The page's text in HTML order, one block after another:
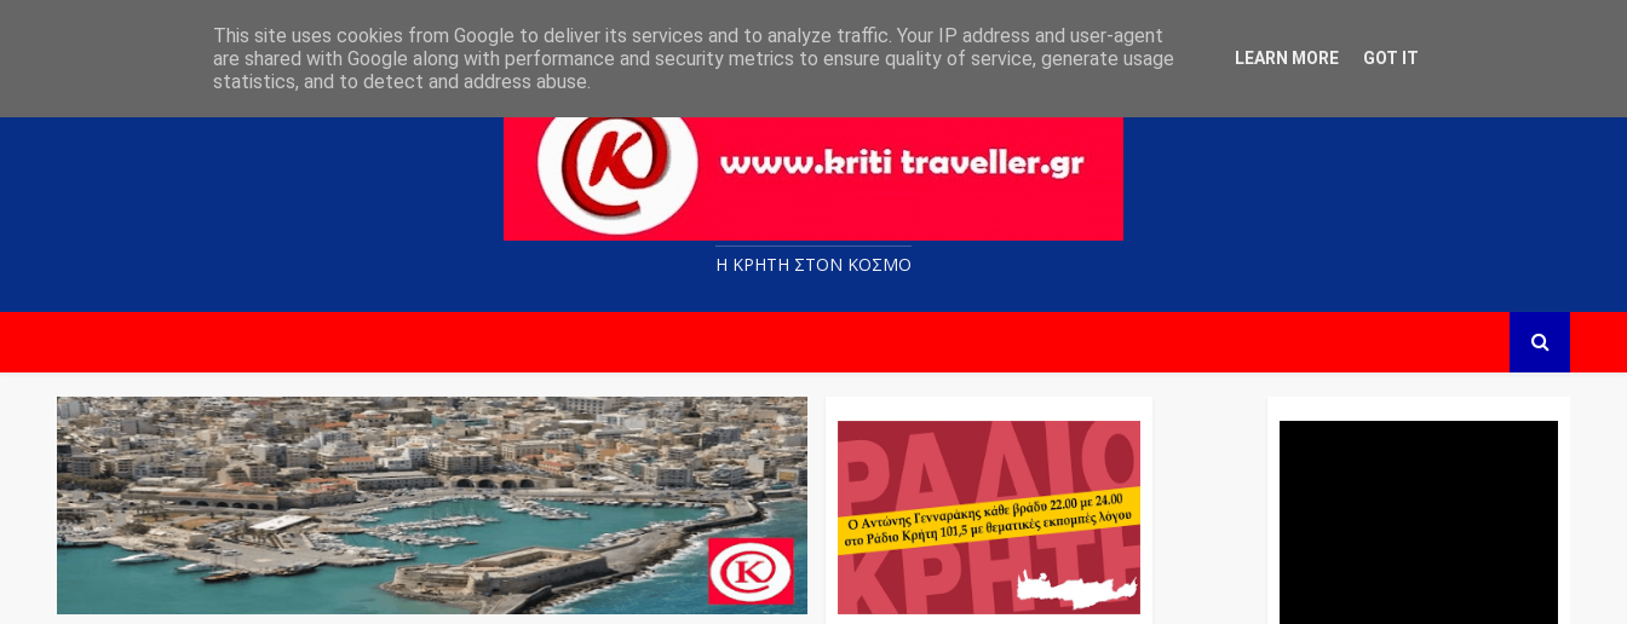
Η ΚΡΗΤΗ ΣΤΟN KOΣΜΟ
This site uses cookies from Google to deliver its services and to analyze traffic. Your IP address and user-agent
are shared with Google along with performance and security metrics to ensure quality of service, generate usage
statistics, and to detect and address abuse.
LEARN MORE GOT IT